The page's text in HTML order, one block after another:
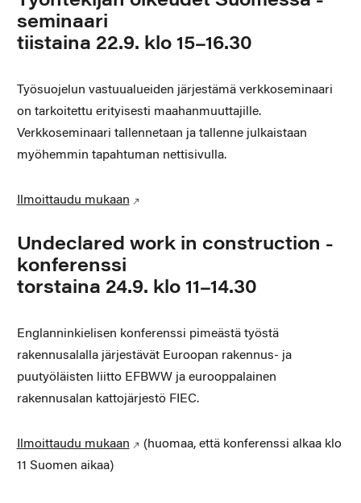
seminaari
tiistaina 22.9. klo 15–16.30
Työsuojelun vastuualueiden järjestämä verkkoseminaari
on tarkoitettu erityisesti maahanmuuttajille.
Verkkoseminaari tallennetaan ja tallenne julkaistaan
myöhemmin tapahtuman nettisivulla.
Ilmoittaudu mukaan
Undeclared work in construction -
konferenssi
torstaina 24.9. klo 11–14.30
Englanninkielisen konferenssi pimeästä työstä
rakennusalalla järjestävät Euroopan rakennus- ja
puutyöläisten liitto EFBWW ja eurooppalainen
rakennusalan kattojärjestö FIEC.
Ilmoittaudu mukaan
(huomaa, että konferenssi alkaa klo
11 Suomen aikaa)